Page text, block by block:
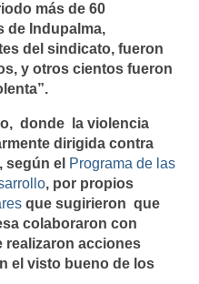
más de 60
de Indupalma,
del sindicato, fueron
y otros cientos fueron
donde la violencia
dirigida contra
según el Programa de las
, por propios
que sugirieron que
colaboraron con
realizaron acciones
el visto bueno de los